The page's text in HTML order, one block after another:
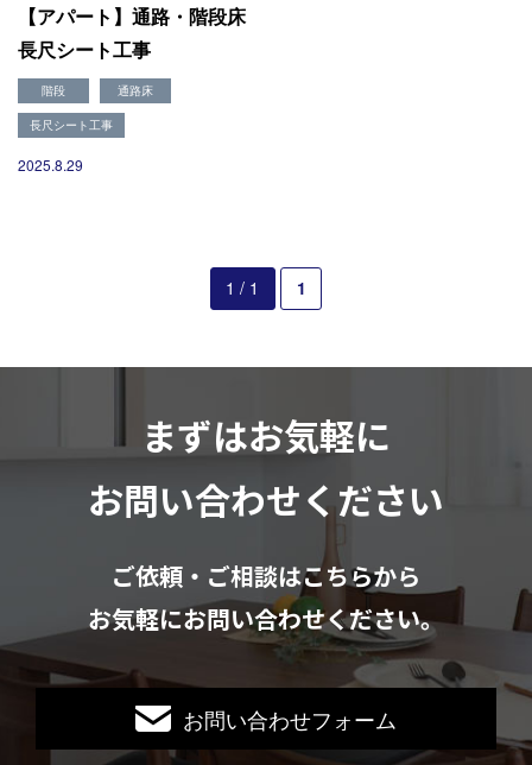
リフォームQ&A
【アパート】通路・階段床
長尺シート工事
階段 通路床
長尺シート工事
2025.8.29
1 / 1 1
まずはお気軽に
お問い合わせください
ご依頼・ご相談はこちらから
お気軽にお問い合わせください。
お問い合わせフォーム